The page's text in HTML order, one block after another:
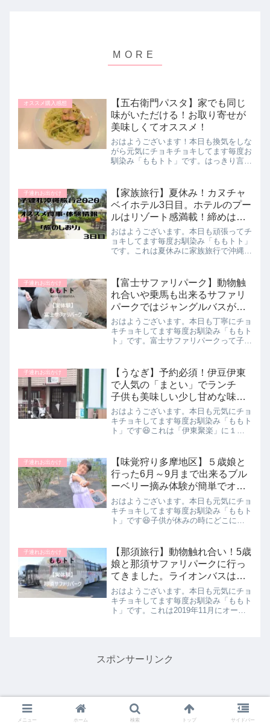
オススメ購入感想
【五右衛門パスタ】家でも同じ
味がいただける！お取り寄せが
美味しくてオススメ！
おはようございます！本日も換気をしな
がら元気にチョキチョキしてます毎度お
馴染み「ももトト」です。はっきり言い
いんですがテイクアウトがないんですよ
ね。と思ってたら「お取り...
子連れお出かけ
【家族旅行】夏休み！カヌチャ
ベイホテル3日目。ホテルのプー
ルはリゾート感満載！締めはホ
テル内クスクスで。
おはようございます。本日も頑張ってチ
ョキしてます毎度お馴染み「ももトト」
です。これは夏休みに家族旅行で沖縄本
書いてます。参考になったら嬉しいで
す。子連れ沖縄旅行2日目の...
子連れお出かけ
【富士サファリパーク】動物触
れ合いや乗馬も出来るサファリ
パークではジャングルバスがオ
ススメ！
おはようございます。本日も丁寧にチョ
キチョキしてます毎度お馴染み「ももト
ト」です。富士サファリパークって子供
物さんと触れ合ってる娘可愛いんだろー
なーそして今回も「笑...
子連れお出かけ
【うなぎ】予約必須！伊豆伊東
で人気の「まとい」でランチ
子供も美味しい少し甘めな味で
す
おはようございます。本日も元気にチョ
キチョキしてます毎度お馴染み「ももト
ト」です😆これは「伊東聚楽」に１泊
鮮となったら帰りのランチは違うの食べ
たいと思いますよね！？金目...
子連れお出かけ
【味覚狩り多摩地区】５歳娘と
行った6月～9月まで出来るブル
ーベリー摘み体験が簡単でオス
スメ！白い靴はダメですよ
おはようございます。本日も元気にチョ
キチョキしてます毎度お馴染み「ももト
ト」です😆子供が休みの時にどこに行
も・・・そんな時に季節ごとに出来る
「味覚狩り」って安いし手軽に...
子連れお出かけ
【那須旅行】動物触れ合い！5歳
娘と那須サファリパークに行っ
てきました。ライオンバスはホ
ントにバスだった
おはようございます。本日も元気にチョ
キチョキしてます毎度お馴染み「ももト
ト」です。これは2019年11月にオープ
スポンサーリンク
メニュー ホーム 検索 トップ サイドバー